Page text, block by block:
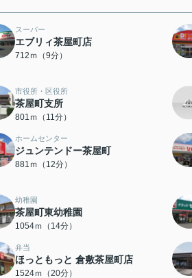
スーパー
エブリィ茶屋町店
712ｍ（9分）
市役所・区役所
茶屋町支所
801ｍ（11分）
ホームセンター
ジュンテンドー茶屋町
881ｍ（12分）
幼稚園
茶屋町東幼稚園
1054ｍ（14分）
弁当
ほっともっと 倉敷茶屋町店
1524ｍ（20分）